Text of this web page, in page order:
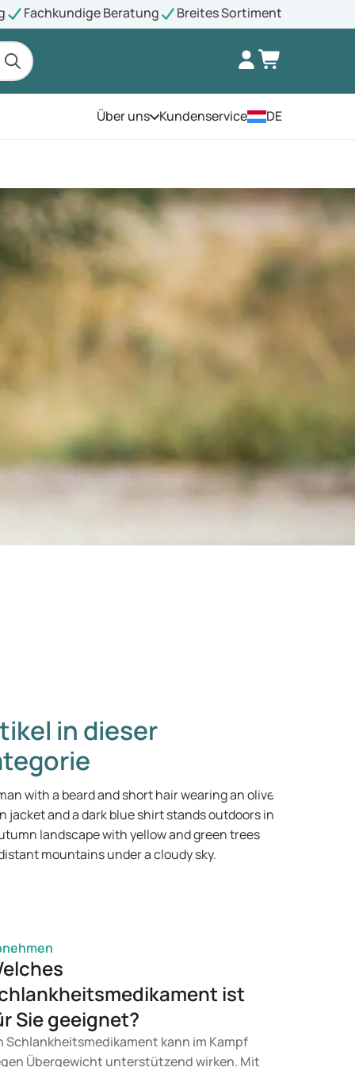
Fachkundige Beratung Breites Sortiment
Über unsÖffnen Sie das Menü
Kundenservice DE
in dieser
ist
Sie geeignet?
Schlankheitsmedikament kann im Kampf
Übergewicht unterstützend wirken. Mit